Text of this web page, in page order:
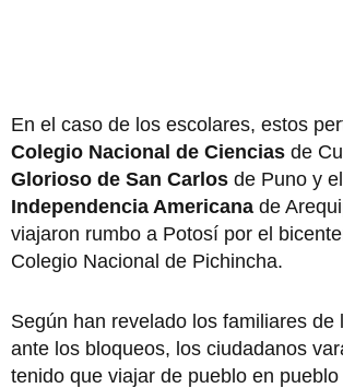
En el caso de los escolares, estos
Colegio Nacional de Ciencias de
Glorioso de San Carlos de Puno y el
Independencia Americana de
viajaron rumbo a Potosí por el
Colegio Nacional de Pichincha.
Según han revelado los familiares de
ante los bloqueos, los ciudadanos
tenido que viajar de pueblo en pueblo